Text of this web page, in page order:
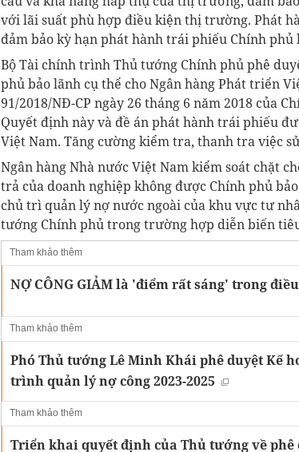
với lãi suất phù hợp điều kiện thị trường. Phát
đảm bảo kỳ hạn phát hành trái phiếu Chính
Bộ Tài chính trình Thủ tướng Chính phủ phê
phủ bảo lãnh cụ thể cho Ngân hàng Phát triển
91/2018/NĐ-CP ngày 26 tháng 6 năm 2018 của
Quyết định này và đề án phát hành trái phiếu
Việt Nam. Tăng cường kiểm tra, thanh tra việc
Ngân hàng Nhà nước Việt Nam kiểm soát chặt
trả của doanh nghiệp không được Chính phủ
chủ trì quản lý nợ nước ngoài của khu vực tư
tướng Chính phủ trong trường hợp diễn biến
Tham khảo thêm
NỢ CÔNG GIẢM là 'điểm rất sáng' trong
Tham khảo thêm
Phó Thủ tướng Lê Minh Khái phê duyệt Kế
trình quản lý nợ công 2023-2025
Tham khảo thêm
Triển khai quyết định của Thủ tướng về